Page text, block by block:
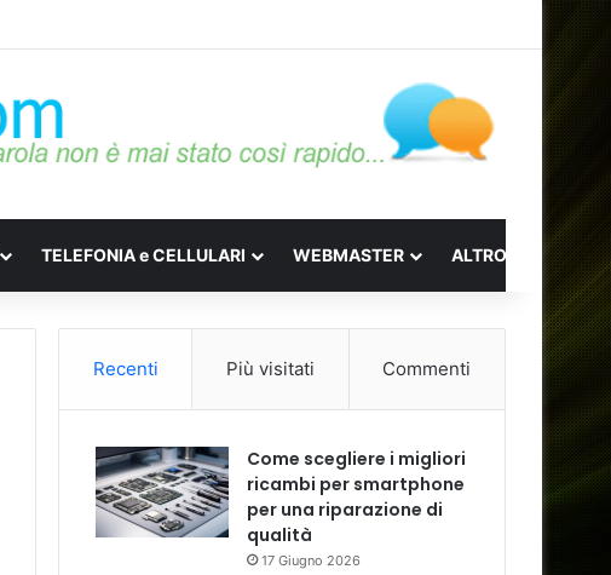
TELEFONIA e CELLULARI WEBMASTER ALTRO
Recenti Più visitati Commenti
Come scegliere i migliori
ricambi per smartphone
per una riparazione di
qualità
17 Giugno 2026